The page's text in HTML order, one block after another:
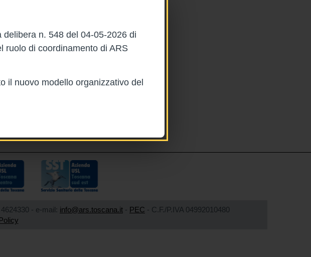
delibera n. 548 del 04-05-2026 di
ruolo di coordinamento di ARS
il nuovo modello organizzativo del
- e-mail: info@ars.toscana.it - PEC - C.F./P.IVA 04992010480